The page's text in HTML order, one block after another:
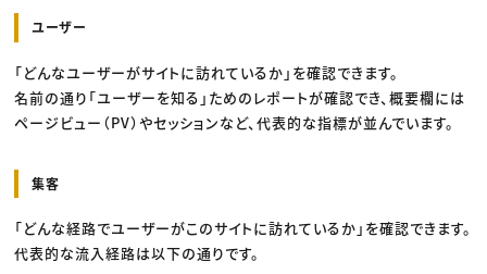
ユーザー
「どんなユーザーがサイトに訪れているか」を確認できます。
名前の通り「ユーザーを知る」ためのレポートが確認でき、概要欄には
ページビュー（PV）やセッションなど、代表的な指標が並んでいます。
集客
「どんな経路でユーザーがこのサイトに訪れているか」を確認できます。
代表的な流入経路は以下の通りです。